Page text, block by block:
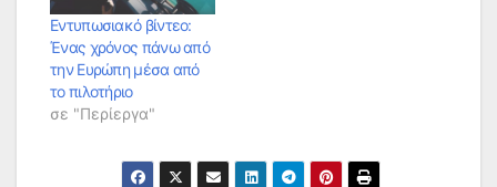
Εντυπωσιακό βίντεο:
Ένας χρόνος πάνω από
την Ευρώπη μέσα από
το πιλοτήριο
σε "Περίεργα"